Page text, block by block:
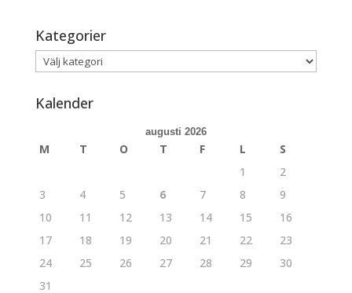
Kategorier
Kategorier
Kalender
augusti 2026
M T O T F L
S
1
2
3
4 5 6 7 8
9
10
11 12 13 14 15
16
17
18 19 20 21 22
23
24
25 26 27 28 29
30
31